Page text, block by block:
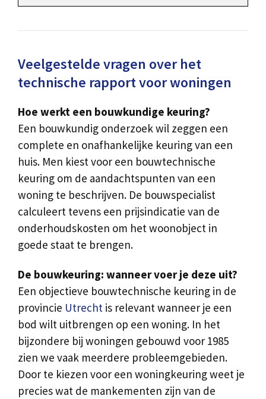
Veelgestelde vragen over het
technische rapport voor woningen
Hoe werkt een bouwkundige keuring?
Een bouwkundig onderzoek wil zeggen een
complete en onafhankelijke keuring van een
huis. Men kiest voor een bouwtechnische
keuring om de aandachtspunten van een
woning te beschrijven. De bouwspecialist
calculeert tevens een prijsindicatie van de
onderhoudskosten om het woonobject in
goede staat te brengen.
De bouwkeuring: wanneer voer je deze uit?
Een objectieve bouwtechnische keuring in de
provincie Utrecht is relevant wanneer je een
bod wilt uitbrengen op een woning. In het
bijzondere bij woningen gebouwd voor 1985
zien we vaak meerdere probleemgebieden.
Door te kiezen voor een woningkeuring weet je
precies wat de mankementen zijn van de